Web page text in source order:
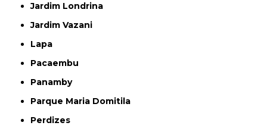
Jardim Londrina
Jardim Vazani
Lapa
Pacaembu
Panamby
Parque Maria Domitila
Perdizes